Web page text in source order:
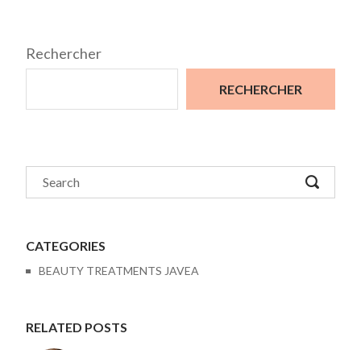
Rechercher
RECHERCHER
CATEGORIES
BEAUTY TREATMENTS JAVEA
RELATED POSTS